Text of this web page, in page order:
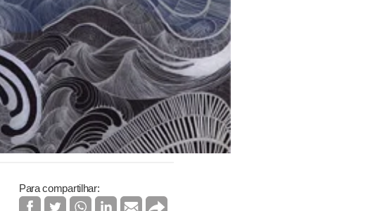
Para compartilhar: